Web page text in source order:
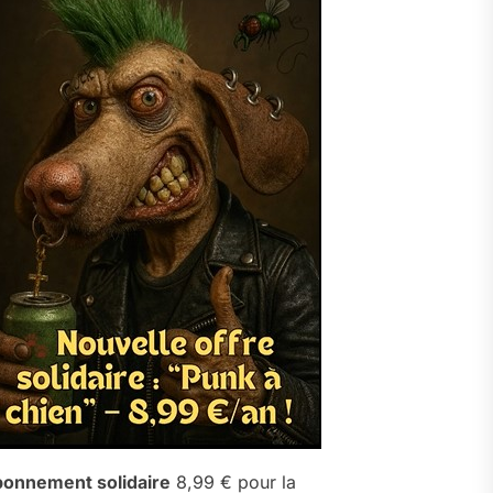
solidaire 8,99 € pour la